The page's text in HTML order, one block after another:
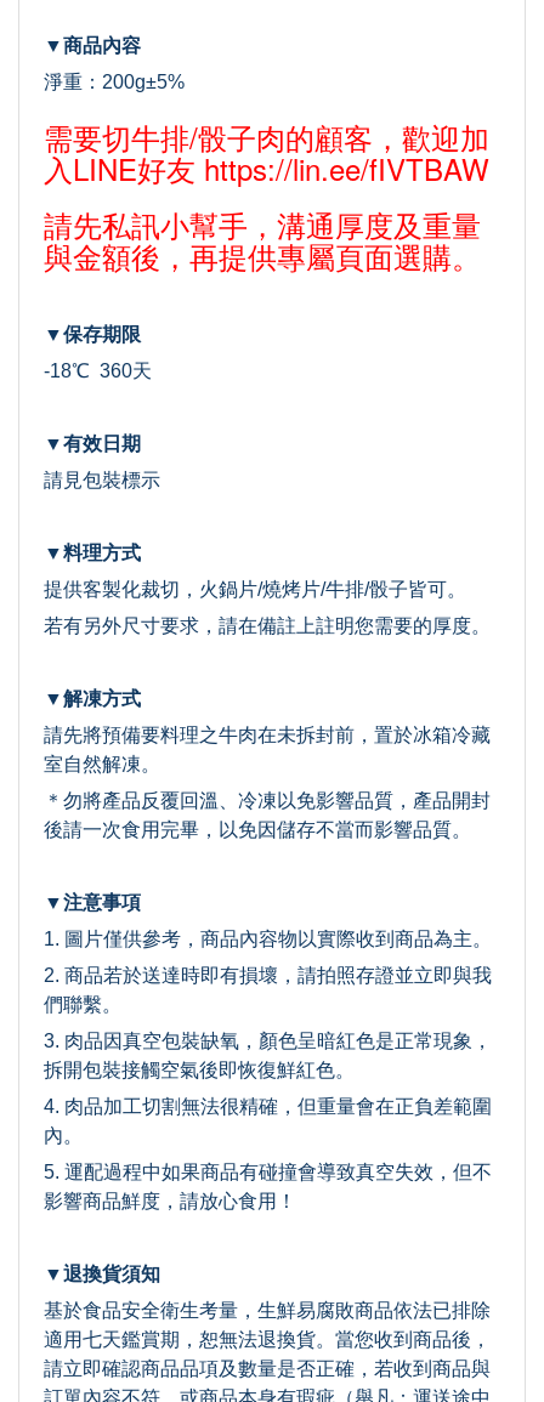
▼商品內容
淨重：200g±5%
需要切牛排/骰子肉的顧客，歡迎加
入LINE好友 https://lin.ee/fIVTBAW
請先私訊小幫手，溝通厚度及重量
與金額後，再提供專屬頁面選購。
▼保存期限
-18℃ 360天
▼有效日期
請見包裝標示
▼料理方式
提供客製化裁切，火鍋片/燒烤片/牛排/骰子皆可。
若有另外尺寸要求，請在備註上註明您需要的厚度。
▼解凍方式
請先將預備要料理之牛肉在未拆封前，置於冰箱冷藏
室自然解凍。
＊勿將產品反覆回溫、冷凍以免影響品質，產品開封
後請一次食用完畢，以免因儲存不當而影響品質。
▼注意事項
1. 圖片僅供參考，商品內容物以實際收到商品為主。
2. 商品若於送達時即有損壞，請拍照存證並立即與我
們聯繫。
3. 肉品因真空包裝缺氧，顏色呈暗紅色是正常現象，
拆開包裝接觸空氣後即恢復鮮紅色。
4. 肉品加工切割無法很精確，但重量會在正負差範圍
內。
5. 運配過程中如果商品有碰撞會導致真空失效，但不
影響商品鮮度，請放心食用！
▼退換貨須知
基於食品安全衛生考量，生鮮易腐敗商品依法已排除
適用七天鑑賞期，恕無法退換貨。當您收到商品後，
請立即確認商品品項及數量是否正確，若收到商品與
訂單內容不符，或商品本身有瑕疵（舉凡：運送途中